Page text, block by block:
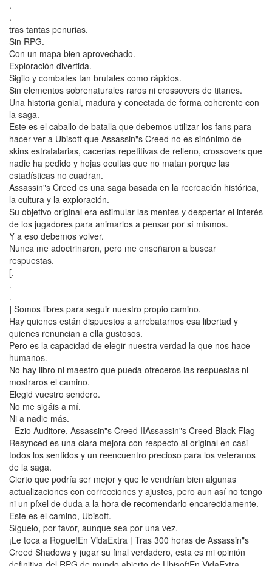
.
.
tras tantas penurias.
Sin RPG.
Con un mapa bien aprovechado.
Exploración divertida.
Sigilo y combates tan brutales como rápidos.
Sin elementos sobrenaturales raros ni crossovers de titanes.
Una historia genial, madura y conectada de forma coherente con
la saga.
Este es el caballo de batalla que debemos utilizar los fans para
hacer ver a Ubisoft que Assassin"s Creed no es sinónimo de
skins estrafalarias, cacerías repetitivas de relleno, crossovers que
nadie ha pedido y hojas ocultas que no matan porque las
estadísticas no cuadran.
Assassin"s Creed es una saga basada en la recreación histórica,
la cultura y la exploración.
Su objetivo original era estimular las mentes y despertar el interés
de los jugadores para animarlos a pensar por sí mismos.
Y a eso debemos volver.
Nunca me adoctrinaron, pero me enseñaron a buscar
respuestas.
[.
.
.
] Somos libres para seguir nuestro propio camino.
Hay quienes están dispuestos a arrebatarnos esa libertad y
quienes renuncian a ella gustosos.
Pero es la capacidad de elegir nuestra verdad la que nos hace
humanos.
No hay libro ni maestro que pueda ofreceros las respuestas ni
mostraros el camino.
Elegid vuestro sendero.
No me sigáis a mí.
Ni a nadie más.
- Ezio Auditore, Assassin"s Creed IIAssassin"s Creed Black Flag
Resynced es una clara mejora con respecto al original en casi
todos los sentidos y un reencuentro precioso para los veteranos
de la saga.
Cierto que podría ser mejor y que le vendrían bien algunas
actualizaciones con correcciones y ajustes, pero aun así no tengo
ni un píxel de duda a la hora de recomendarlo encarecidamente.
Este es el camino, Ubisoft.
Síguelo, por favor, aunque sea por una vez.
¡Le toca a Rogue!En VidaExtra | Tras 300 horas de Assassin"s
Creed Shadows y jugar su final verdadero, esta es mi opinión